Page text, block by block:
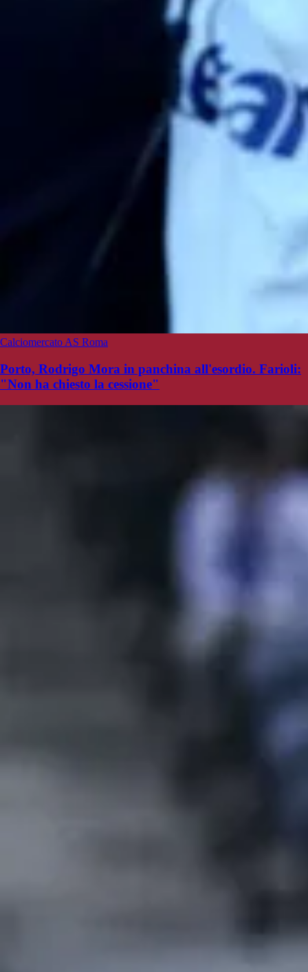
Calciomercato AS Roma
Porto, Rodrigo Mora in panchina all'esordio. Farioli:
"Non ha chiesto la cessione"